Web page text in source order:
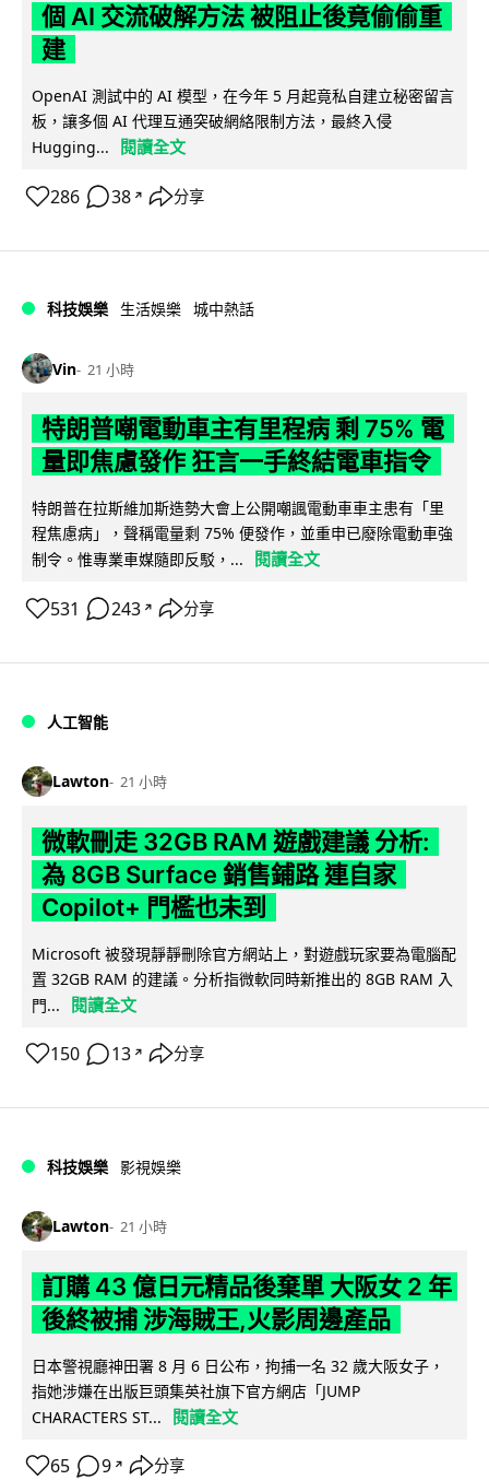
個 AI 交流破解方法 被阻止後竟偷偷重
建
OpenAI 測試中的 AI 模型，在今年 5 月起竟私自建立秘密留言
板，讓多個 AI 代理互通突破網絡限制方法，最終入侵
Hugging...
閱讀全文
286 38 ↗ 分享
科技娛樂 生活娛樂 城中熱話
Vin 21 小時
特朗普嘲電動車主有里程病 剩 75% 電
量即焦慮發作 狂言一手終結電車指令
特朗普在拉斯維加斯造勢大會上公開嘲諷電動車車主患有「里
程焦慮病」，聲稱電量剩 75% 便發作，並重申已廢除電動車強
制令。惟專業車媒隨即反駁，...
閱讀全文
531 243 ↗ 分享
人工智能
Lawton 21 小時
微軟刪走 32GB RAM 遊戲建議 分析:
為 8GB Surface 銷售鋪路 連自家
Copilot+ 門檻也未到
Microsoft 被發現靜靜刪除官方網站上，對遊戲玩家要為電腦配
置 32GB RAM 的建議。分析指微軟同時新推出的 8GB RAM 入
門...
閱讀全文
150 13 ↗ 分享
科技娛樂 影視娛樂
Lawton 21 小時
訂購 43 億日元精品後棄單 大阪女 2 年
後終被捕 涉海賊王,火影周邊產品
日本警視廳神田署 8 月 6 日公布，拘捕一名 32 歲大阪女子，
指她涉嫌在出版巨頭集英社旗下官方網店「JUMP
CHARACTERS ST...
閱讀全文
65 9 ↗ 分享